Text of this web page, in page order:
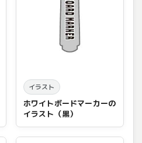
イラスト
ホワイトボードマーカーの
イラスト（黒）